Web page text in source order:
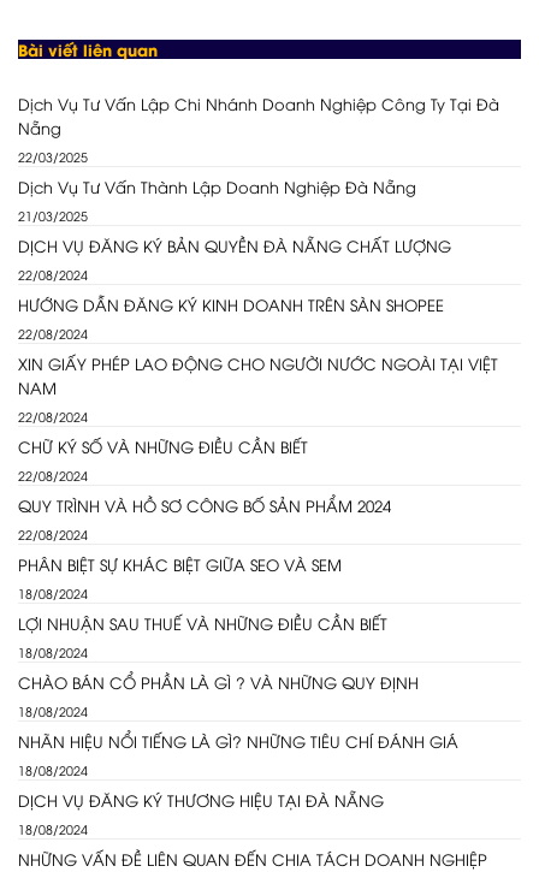
Bài viết liên quan
Dịch Vụ Tư Vấn Lập Chi Nhánh Doanh Nghiệp Công Ty Tại Đà
Nẵng
22/03/2025
Dịch Vụ Tư Vấn Thành Lập Doanh Nghiệp Đà Nẵng
21/03/2025
DỊCH VỤ ĐĂNG KÝ BẢN QUYỀN ĐÀ NẴNG CHẤT LƯỢNG
22/08/2024
HƯỚNG DẪN ĐĂNG KÝ KINH DOANH TRÊN SÀN SHOPEE
22/08/2024
XIN GIẤY PHÉP LAO ĐỘNG CHO NGƯỜI NƯỚC NGOÀI TẠI VIỆT
NAM
22/08/2024
CHỮ KÝ SỐ VÀ NHỮNG ĐIỀU CẦN BIẾT
22/08/2024
QUY TRÌNH VÀ HỒ SƠ CÔNG BỐ SẢN PHẨM 2024
22/08/2024
PHÂN BIỆT SỰ KHÁC BIỆT GIỮA SEO VÀ SEM
18/08/2024
LỢI NHUẬN SAU THUẾ VÀ NHỮNG ĐIỀU CẦN BIẾT
18/08/2024
CHÀO BÁN CỔ PHẦN LÀ GÌ ? VÀ NHỮNG QUY ĐỊNH
18/08/2024
NHÃN HIỆU NỔI TIẾNG LÀ GÌ? NHỮNG TIÊU CHÍ ĐÁNH GIÁ
18/08/2024
DỊCH VỤ ĐĂNG KÝ THƯƠNG HIỆU TẠI ĐÀ NẴNG
18/08/2024
NHỮNG VẤN ĐỀ LIÊN QUAN ĐẾN CHIA TÁCH DOANH NGHIỆP